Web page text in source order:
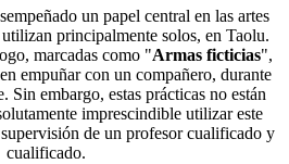
un papel central en las artes
principalmente solos, en Taolu.
marcadas como "Armas ficticias",
empuñar con un compañero, durante
Sin embargo, estas prácticas no están
imprescindible utilizar este
de un profesor cualificado y
cualificado.